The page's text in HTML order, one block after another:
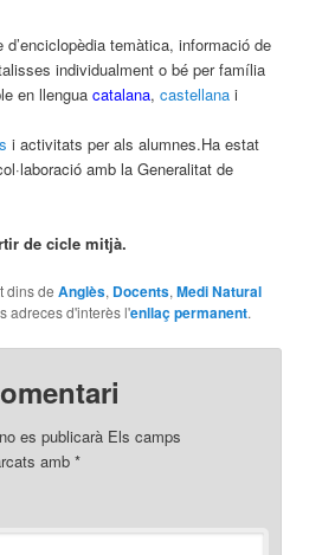
temàtica, informació de
individualment o bé per família
en llenguacatalana,castellana i
i activitats per als alumnes.Ha estat
amb la Generalitat de
de cicle mitjà.
dins deAnglès, Docents,Medi Natural
adreces d'interès l'enllaç permanent.
es publicarà Els camps
amb*